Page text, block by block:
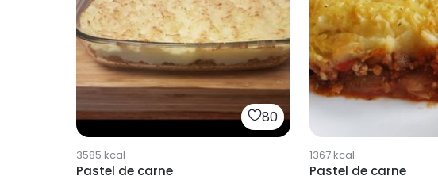
80
3585 kcal
Pastel de carne
1367kcal
Pastel de carne